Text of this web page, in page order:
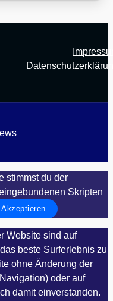
stimmst du der
Skripten
Akzeptieren
Website sind auf
beste Surferlebnis zu
ohne Änderung der
oder auf
damit einverstanden.